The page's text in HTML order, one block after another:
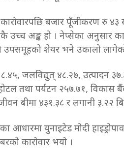
बजार पूँजीकरण रु ४३
उच्च अङ्क हो । नेप्सेका अनुसार
उपसमूहको शेयर भने उकालो
जलविद्युुत् ४८.२७, उत्पादन
तथा पर्यटन २५७.७१, विकास
बीमा ४३१.३८ र लगानी ३.२२
आधारमा युनाइटेड मोदी
कारोवार भयो ।